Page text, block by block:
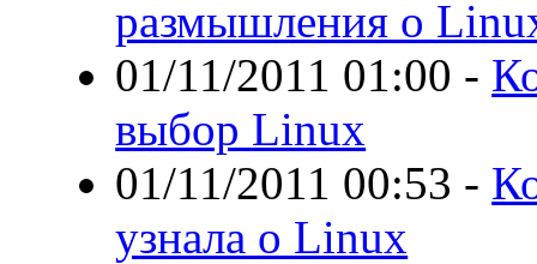
размышления о
01/11/2011 01:00 -
выбор Linux
01/11/2011 00:53 -
узнала о Linux